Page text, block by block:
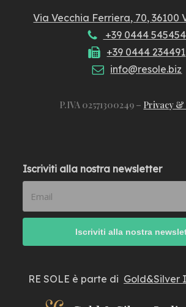
Via Vecchia Ferriera, 70, 36100
+39 0444 545454
+39 0444 234491
info@resole.biz
P.IVA 02571300249 – Privacy &
Iscriviti alla nostra newsletter
RE SOLE è parte di Gold&Silver